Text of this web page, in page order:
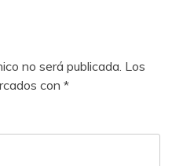
no será publicada. Los
con *